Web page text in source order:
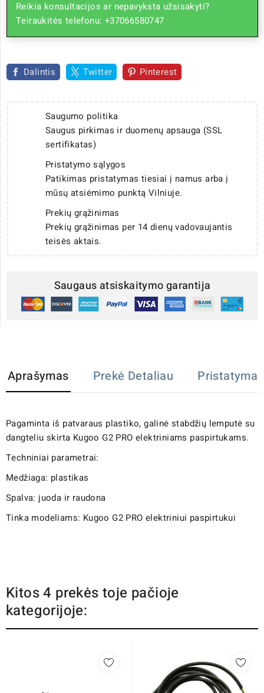
Reikia konsultacijos ar nepavyksta užsisakyti?
Teiraukitės telefonu: +37066580747
Dalintis Twitter Pinterest
Saugumo politika
Saugus pirkimas ir duomenų apsauga (SSL
sertifikatas)
Pristatymo sąlygos
Patikimas pristatymas tiesiai į namus arba į
mūsų atsiėmimo punktą Vilniuje.
Prekių grąžinimas
Prekių grąžinimas per 14 dienų vadovaujantis
teisės aktais.
Saugaus atsiskaitymo garantija
Aprašymas Prekė Detaliau Pristatymas
Pagaminta iš patvaraus plastiko, galinė stabdžių lemputė su
dangteliu skirta Kugoo G2 PRO elektriniams paspirtukams.
Techniniai parametrai:
Medžiaga: plastikas
Spalva: juoda ir raudona
Tinka modeliams: Kugoo G2 PRO elektriniui paspirtukui
Kitos 4 prekės toje pačioje
kategorijoje: